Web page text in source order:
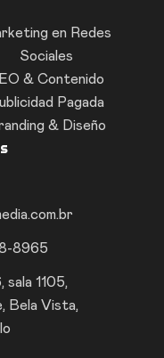
en Redes
Sociales
& Contenido
Pagada
& Diseño
8965
sala 1105,
Bela Vista,